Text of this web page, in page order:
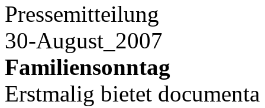
Pressemitteilung
30-August_2007
Familiensonntag
Erstmalig bietet